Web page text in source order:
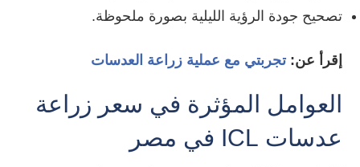
تصحيح جودة الرؤية الليلية بصورة ملحوظة.
إقرأ عن:تجربتي مع عملية زراعة العدسات
العوامل المؤثرة في سعر زراعة
عدسات ICL في مصر